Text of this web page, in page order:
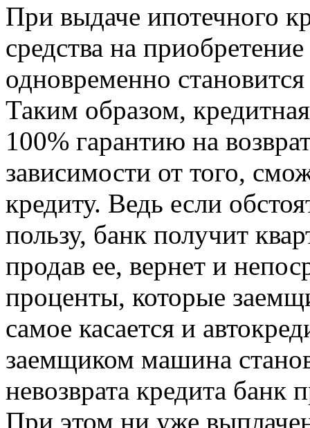
При выдаче ипотечного
средства на
одновременно
Таким образом,
100% гарантию на
зависимости от того,
кредиту. Ведь если
пользу, банк получит
продав ее, вернет и
проценты, которые
самое касается и
заемщиком машина
невозврата кредита банк
При этом ни уже